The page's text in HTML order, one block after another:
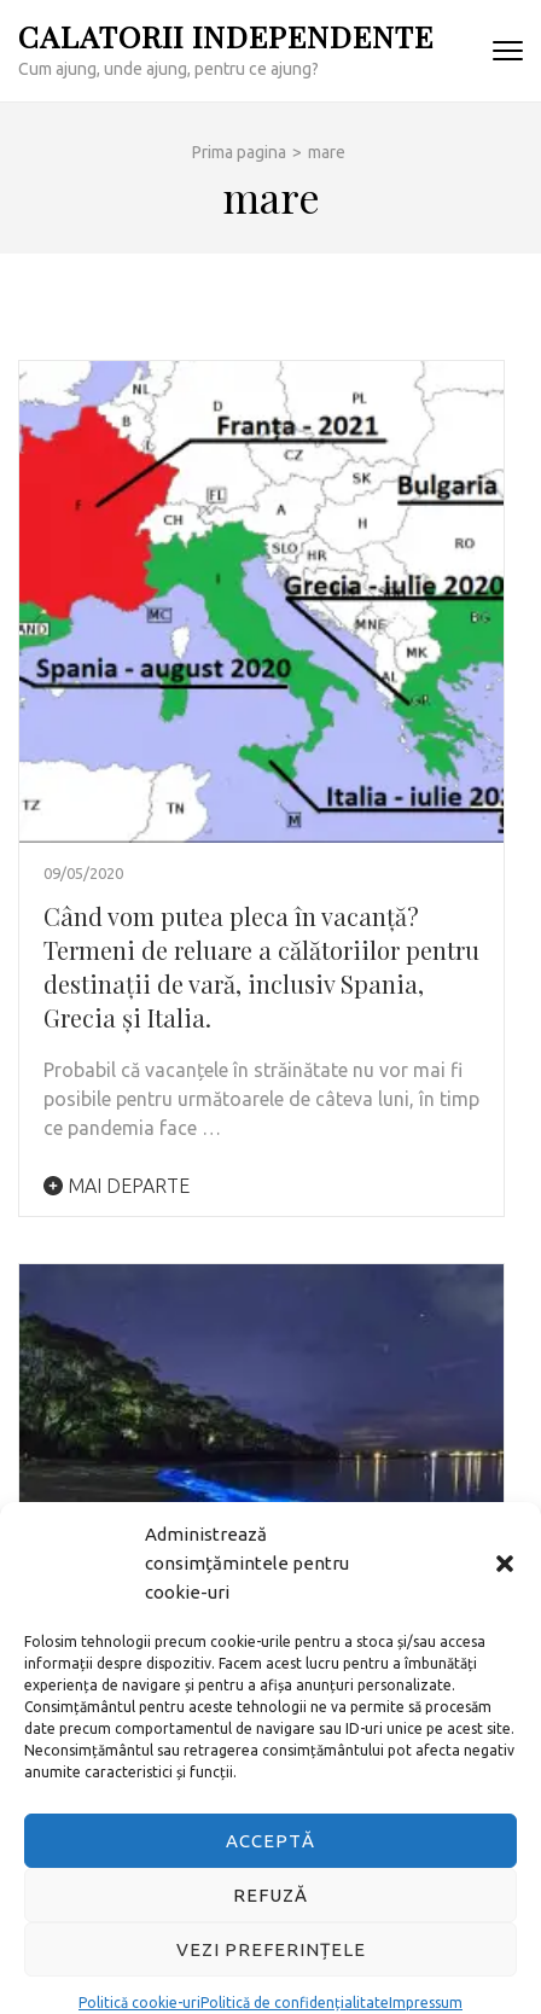
Administrează
consimțămintele pentru
cookie-uri
Folosim tehnologii precum cookie-urile pentru a stoca și/sau accesa
informații despre dispozitiv. Facem acest lucru pentru a îmbunătăți
experiența de navigare și pentru a afișa anunțuri personalizate.
Consimțământul pentru aceste tehnologii ne va permite să procesăm
date precum comportamentul de navigare sau ID-uri unice pe acest site.
Neconsimțământul sau retragerea consimțământului pot afecta negativ
anumite caracteristici și funcții.
ACCEPTĂ
REFUZĂ
VEZI PREFERINȚELE
Politică cookie-uriPolitică de confidențialitateImpressum
conținut
CALATORII INDEPENDENTE
Cum ajung, unde ajung, pentru ce ajung?
Prima pagina > mare
mare
09/05/2020
Când vom putea pleca în vacanță?
Termeni de reluare a călătoriilor pentru
destinații de vară, inclusiv Spania,
Grecia și Italia.
Probabil că vacanțele în străinătate nu vor mai fi
posibile pentru următoarele de câteva luni, în timp
ce pandemia face …
MAI DEPARTE
17/05/2019
Cum ajungi la mare din Roma?
Cea mai apropiată și ușoară metodă de a ajunge
MAI DEPARTE